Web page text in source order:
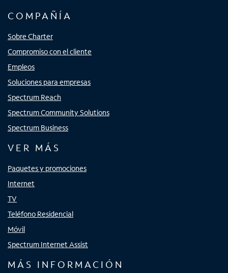
COMPAÑÍA
Sobre Charter
Compromiso con el cliente
Empleos
Soluciones para empresas
Spectrum Reach
Spectrum Community Solutions
Spectrum Business
VER MÁS
Paquetes y promociones
Internet
TV
Teléfono Residencial
Móvil
Spectrum Internet Assist
MÁS INFORMACIÓN